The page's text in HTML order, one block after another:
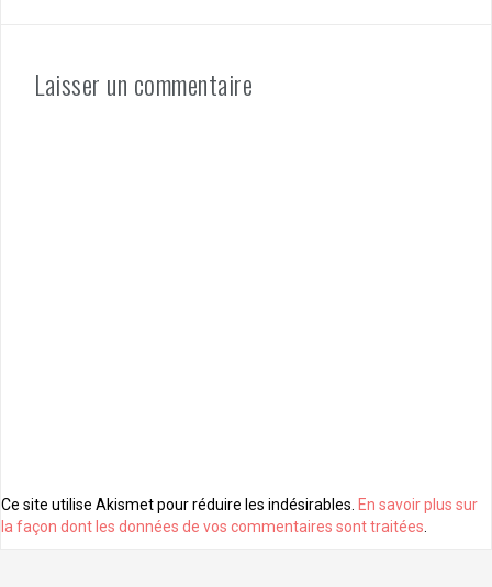
Laisser un commentaire
Ce site utilise Akismet pour réduire les indésirables. En savoir plus sur
la façon dont les données de vos commentaires sont traitées